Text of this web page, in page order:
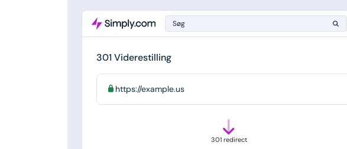
Søg
301 Viderestilling
https://example.us
301 redirect